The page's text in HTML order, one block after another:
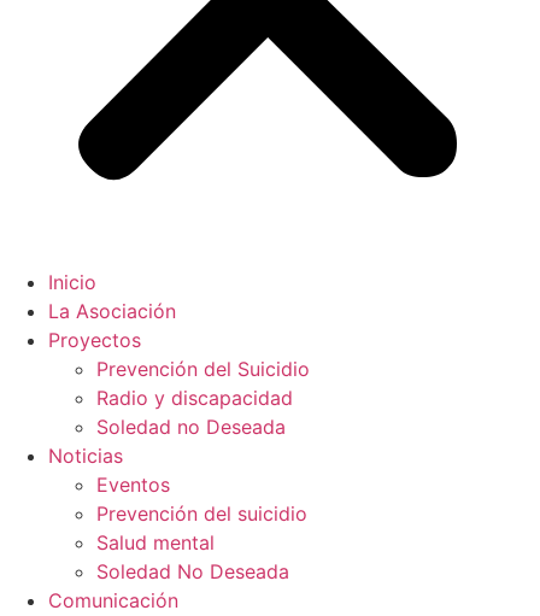
Inicio
La Asociación
Proyectos
Prevención del Suicidio
Radio y discapacidad
Soledad no Deseada
Noticias
Eventos
Prevención del suicidio
Salud mental
Soledad No Deseada
Comunicación